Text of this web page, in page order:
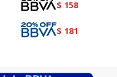
$ 158
$ 181